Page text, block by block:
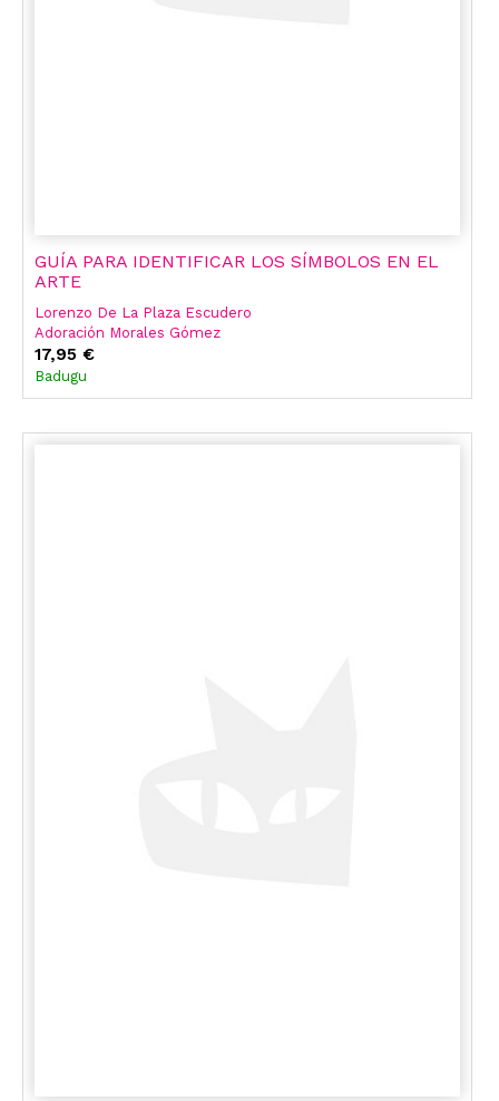
GUÍA PARA IDENTIFICAR LOS SÍMBOLOS EN EL
ARTE
Lorenzo De La Plaza Escudero
Adoración Morales Gómez
José María Martínez Murillo
José Ignacio Vaquero Ibarra
17,95 €
Badugu